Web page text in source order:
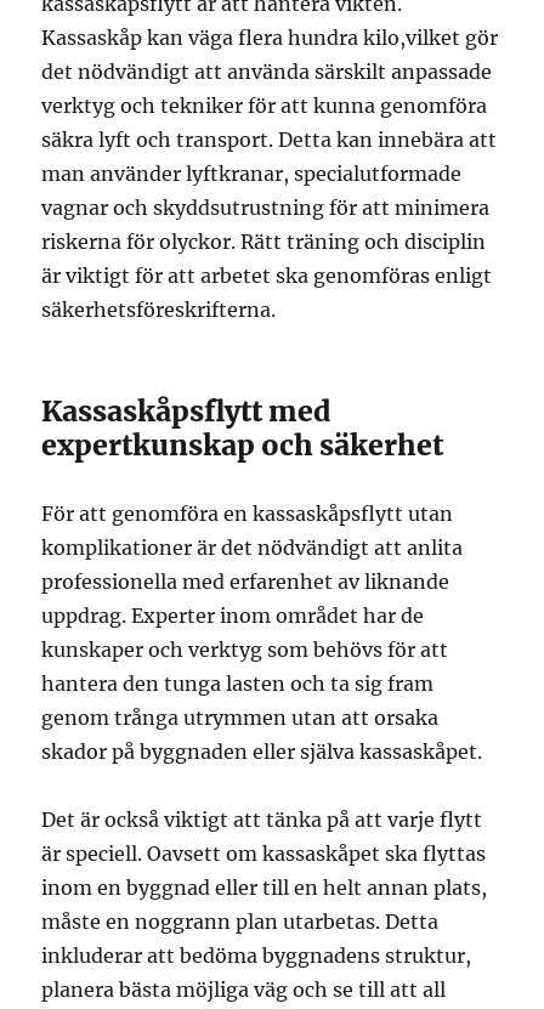
Kassaskåp kan väga flera hundra kilo,vilket gör
det nödvändigt att använda särskilt anpassade
verktyg och tekniker för att kunna genomföra
säkra lyft och transport. Detta kan innebära att
man använder lyftkranar, specialutformade
vagnar och skyddsutrustning för att minimera
riskerna för olyckor. Rätt träning och disciplin
är viktigt för att arbetet ska genomföras enligt
säkerhetsföreskrifterna.
Kassaskåpsflytt med
expertkunskap och säkerhet
För att genomföra en kassaskåpsflytt utan
komplikationer är det nödvändigt att anlita
professionella med erfarenhet av liknande
uppdrag. Experter inom området har de
kunskaper och verktyg som behövs för att
hantera den tunga lasten och ta sig fram
genom trånga utrymmen utan att orsaka
skador på byggnaden eller själva kassaskåpet.
Det är också viktigt att tänka på att varje flytt
är speciell. Oavsett om kassaskåpet ska flyttas
inom en byggnad eller till en helt annan plats,
måste en noggrann plan utarbetas. Detta
inkluderar att bedöma byggnadens struktur,
planera bästa möjliga väg och se till att all